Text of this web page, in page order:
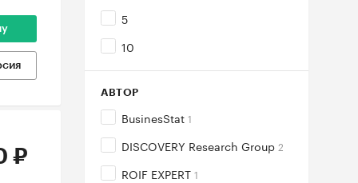
5
10
АВТОР
BusinesStat 1
DISCOVERY Research Group 2
ROIF EXPERT 1
₽